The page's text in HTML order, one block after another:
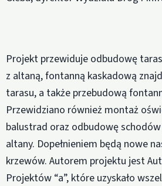
Projekt przewiduje odbudowę
z altaną, fontanną kaskadową
tarasu, a także przebudową
Przewidziano również montaż
balustrad oraz odbudowę
altany. Dopełnieniem będą nowe
krzewów. Autorem projektu jest
Projektów “a”, które uzyskało